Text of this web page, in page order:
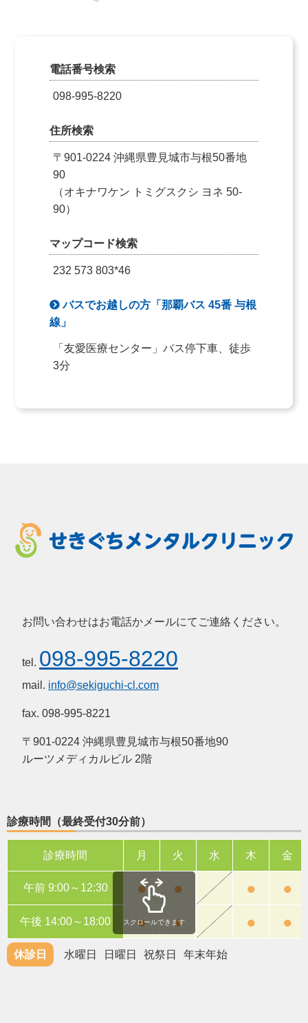
電話番号検索
098-995-8220
住所検索
〒901-0224 沖縄県豊見城市与根50番地
90
（オキナワケン トミグスクシ ヨネ 50-
90）
マップコード検索
232 573 803*46
バスでお越しの方「那覇バス 45番 与根
線」
「友愛医療センター」バス停下車、徒歩
3分
お問い合わせはお電話かメールにてご連絡ください。
tel. 098-995-8220
mail. info@sekiguchi-cl.com
fax. 098-995-8221
〒901-0224 沖縄県豊見城市与根50番地90
ルーツメディカルビル 2階
診療時間（最終受付30分前）
診療時間 月 火 水 木 金
午前 9:00～12:30 ● ● ● ●
午後 14:00～18:00 ● ● ● ●
スクロールできます
休診日 水曜日 日曜日 祝祭日 年末年始